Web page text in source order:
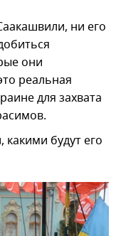
ни его
они
реальная
для захвата
будут его